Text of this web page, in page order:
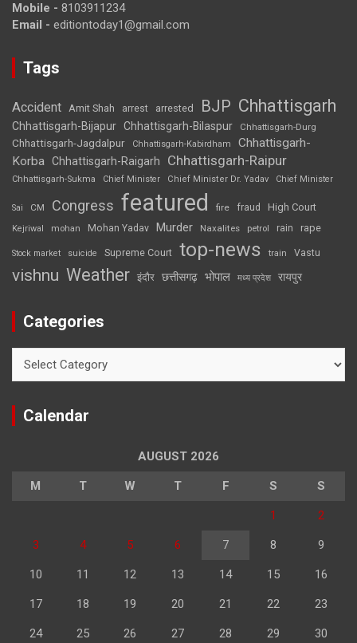
Mobile - 8103911234
Email - editiontoday1@gmail.com
Tags
Accident Amit Shah arrest arrested BJP Chhattisgarh
Chhattisgarh-Bijapur Chhattisgarh-Bilaspur Chhattisgarh-Durg
Chhattisgarh-Jagdalpur Chhattisgarh-Kabirdham
Chhattisgarh-
Korba Chhattisgarh-Raigarh Chhattisgarh-Raipur
Chhattisgarh-Sukma Chief Minister Chief Minister Dr. Yadav Chief Minister
Sai CM Congress featured fire fraud High Court
Kejriwal mohan Mohan Yadav Murder Naxalites petrol rain rape
Stock market suicide Supreme Court top-news train Vastu
vishnu Weather इंदौर छत्तीसगढ़ भोपाल मध्य प्रदेश रायपुर
Categories
Calendar
AUGUST 2026
M T W T F S S
1 2
3 4 5 6 7 8 9
10 11 12 13 14 15 16
17 18 19 20 21 22 23
24 25 26 27 28 29 30